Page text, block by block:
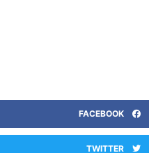
FACEBOOK
TWITTER